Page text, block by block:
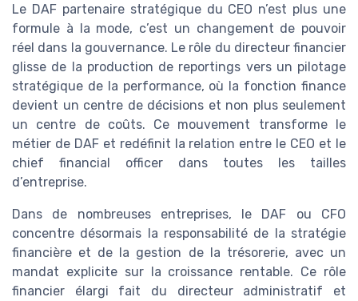
Le DAF partenaire stratégique du CEO n’est plus une
formule à la mode, c’est un changement de pouvoir
réel dans la gouvernance. Le rôle du directeur financier
glisse de la production de reportings vers un pilotage
stratégique de la performance, où la fonction finance
devient un centre de décisions et non plus seulement
un centre de coûts. Ce mouvement transforme le
métier de DAF et redéfinit la relation entre le CEO et le
chief financial officer dans toutes les tailles
d’entreprise.
Dans de nombreuses entreprises, le DAF ou CFO
concentre désormais la responsabilité de la stratégie
financière et de la gestion de la trésorerie, avec un
mandat explicite sur la croissance rentable. Ce rôle
financier élargi fait du directeur administratif et